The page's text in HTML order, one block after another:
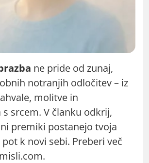
ne pride od zunaj,
notranjih odločitev – iz
molitve in
s srcem. V članku odkrij,
premiki postanejo tvoja
k novi sebi. Preberi več